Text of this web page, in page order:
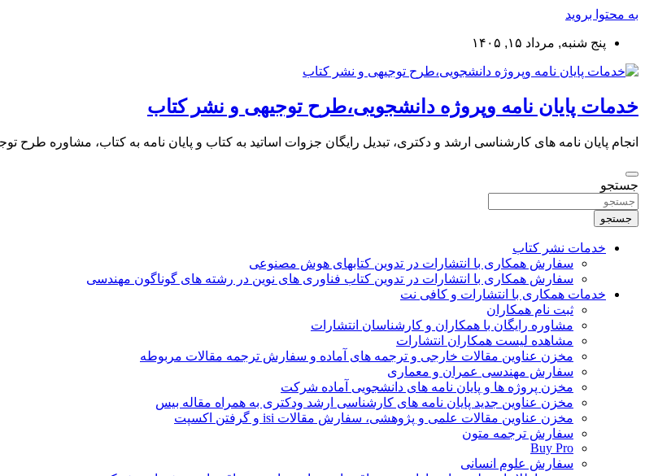
به محتوا بروید
پنج شنبه, مرداد ۱۵, ۱۴۰۵
خدمات پایان نامه وپروژه دانشجویی،طرح توجیهی و نشر کتاب
انجام پایان نامه های کارشناسی ارشد و دکتری، تبدیل رایگان جزوات اساتید به کتاب و پایان نامه به کتاب، مشاوره
جستجو
جستجو
خدمات نشر کتاب
سفارش همکاری با انتشارات در تدوین کتابهای هوش مصنوعی
سفارش همکاری با انتشارات در تدوین کتاب فناوری های نوین در رشته های گوناگون مهندسی
خدمات همکاری با انتشارات و کافی نت
ثبت نام همکاران
مشاوره رایگان با همکاران و کارشناسان انتشارات
مشاهده لیست همکاران انتشارات
مخزن عناوین مقالات خارجی و ترجمه های آماده و سفارش ترجمه مقالات مربوطه
سفارش مهندسی عمران و معماری
مخزن پروژه ها و پایان نامه های دانشجویی آماده شرکت
مخزن عناوین جدید پایان نامه های کارشناسی ارشد ودکتری به همراه مقاله بیس
مخزن عناوین مقالات علمی و پژوهشی، سفارش مقالات isi و گرفتن اکسپت
سفارش ترجمه متون
Buy Pro
سفارش علوم انسانی